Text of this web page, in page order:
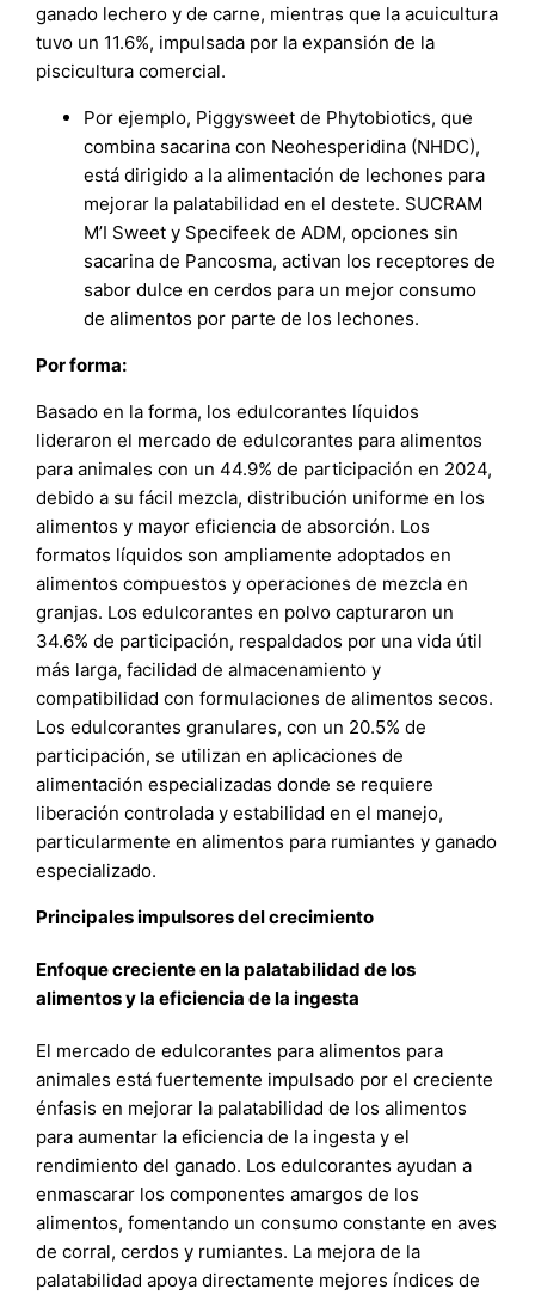
ganado lechero y de carne, mientras que la acuicultura
tuvo un 11.6%, impulsada por la expansión de la
piscicultura comercial.
Por ejemplo, Piggysweet de Phytobiotics, que
combina sacarina con Neohesperidina (NHDC),
está dirigido a la alimentación de lechones para
mejorar la palatabilidad en el destete. SUCRAM
M’I Sweet y Specifeek de ADM, opciones sin
sacarina de Pancosma, activan los receptores de
sabor dulce en cerdos para un mejor consumo
de alimentos por parte de los lechones.
Por forma:
Basado en la forma, los edulcorantes líquidos
lideraron el mercado de edulcorantes para alimentos
para animales con un 44.9% de participación en 2024,
debido a su fácil mezcla, distribución uniforme en los
alimentos y mayor eficiencia de absorción. Los
formatos líquidos son ampliamente adoptados en
alimentos compuestos y operaciones de mezcla en
granjas. Los edulcorantes en polvo capturaron un
34.6% de participación, respaldados por una vida útil
más larga, facilidad de almacenamiento y
compatibilidad con formulaciones de alimentos secos.
Los edulcorantes granulares, con un 20.5% de
participación, se utilizan en aplicaciones de
alimentación especializadas donde se requiere
liberación controlada y estabilidad en el manejo,
particularmente en alimentos para rumiantes y ganado
especializado.
Principales impulsores del crecimiento
Enfoque creciente en la palatabilidad de los
alimentos y la eficiencia de la ingesta
El mercado de edulcorantes para alimentos para
animales está fuertemente impulsado por el creciente
énfasis en mejorar la palatabilidad de los alimentos
para aumentar la eficiencia de la ingesta y el
rendimiento del ganado. Los edulcorantes ayudan a
enmascarar los componentes amargos de los
alimentos, fomentando un consumo constante en aves
de corral, cerdos y rumiantes. La mejora de la
palatabilidad apoya directamente mejores índices de